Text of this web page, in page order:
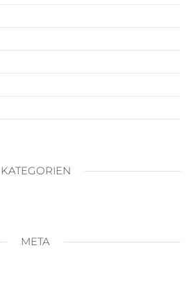
KATEGORIEN
META